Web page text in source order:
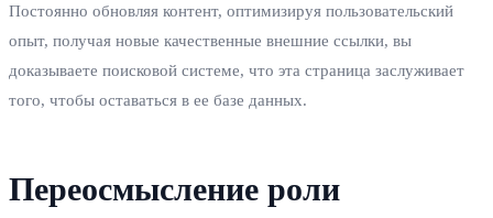
Постоянно обновляя контент, оптимизируя пользовательский
опыт, получая новые качественные внешние ссылки, вы
доказываете поисковой системе, что эта страница заслуживает
того, чтобы оставаться в ее базе данных.
Переосмысление роли